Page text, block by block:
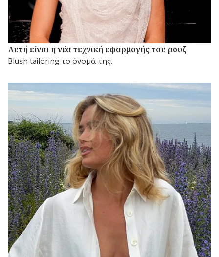
Αυτή είναι η νέα τεχνική εφαρμογής του ρουζ
Blush tailoring το όνομά της.